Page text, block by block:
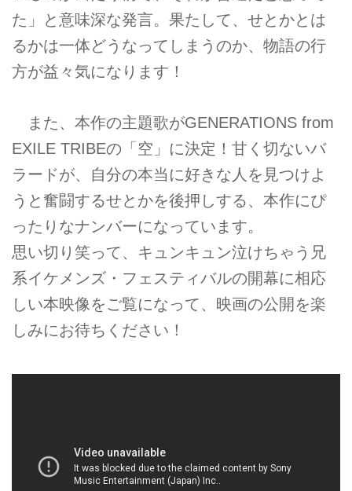
た」と意味深な発言。果たして、せとかとは
るかは一体どうなってしまうのか、物語の行
方が益々気になります！
また、本作の主題歌がGENERATIONS from
EXILE TRIBEの「空」に決定！甘く切ないバ
ラードが、自分の本当に好きな人を見つけよ
うと奮闘するせとかを後押しする、本作にぴ
ったりなナンバーになっています。
思い切り笑って、キュンキュン泣けちゃう兄
系イケメンズ・フェスティバルの開幕に相応
しい本映像をご覧になって、映画の公開を楽
しみにお待ちください！